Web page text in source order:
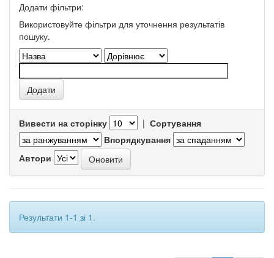
Додати фільтри:
Використовуйте фільтри для уточнення результатів
пошуку.
Вивести на сторінку | Сортування
Впорядкування
Автори
Результати 1-1 зі 1.